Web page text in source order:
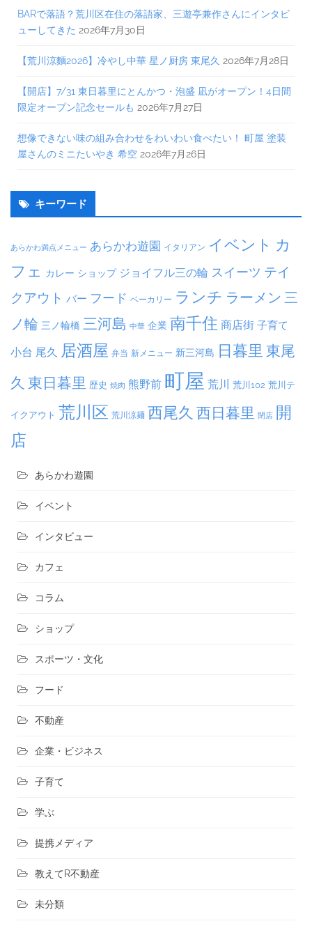
BARで落語？荒川区在住の落語家、三遊亭兼作さんにインタビ
ューしてきた 2026年7月30日
【荒川涼麵2026】冷やし中華 星ノ厨房 東尾久 2026年7月28日
【開店】7/31 東日暮里にとんかつ・泡盛 凪がオープン！4日間
限定オープン記念セールも 2026年7月27日
想像できない味の組み合わせをわいわい食べたい！ 町屋 塗装
屋さんのミニたいやき 希空 2026年7月26日
キーワード
あらかわ満点メニュー あらかわ遊園 イタリアン イベント カ
フェ カレー ショップ ジョイフル三の輪 スイーツ テイ
クアウト バー フード ベーカリー ランチ ラーメン 三
ノ輪 三ノ輪橋 三河島 中華 企業 南千住 商店街 子育て
小台 尾久 居酒屋 弁当 新メニュー 新三河島 日暮里 東尾
久 東日暮里 歴史 焼肉 熊野前 町屋 荒川 荒川102 荒川テ
イクアウト 荒川区 荒川涼麺 西尾久 西日暮里 閉店 開
店
あらかわ遊園
イベント
インタビュー
カフェ
コラム
ショップ
スポーツ・文化
フード
不動産
企業・ビジネス
子育て
学ぶ
提携メディア
教えてR不動産
未分類